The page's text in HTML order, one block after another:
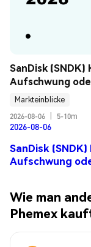
SanDisk (SNDK)
Aufschwung
Markteinblicke
2026-08-06
5-10m
2026-08-06
SanDisk
Aufschwung
Wie man
Phemex